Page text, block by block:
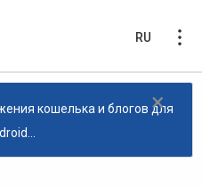
RU
×
кошелька и блогов для